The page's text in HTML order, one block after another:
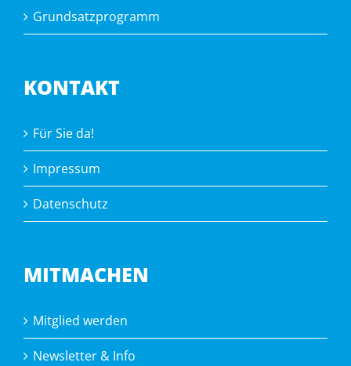
Grundsatzprogramm
KONTAKT
Für Sie da!
Impressum
Datenschutz
MITMACHEN
Mitglied werden
Newsletter & Info